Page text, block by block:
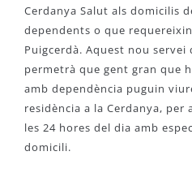
Cerdanya Salut als domicilis
dependents o que
Puigcerdà. Aquest nou servei
permetrà que gent gran que
amb dependència puguin
residència a la Cerdanya, per
les 24 hores del dia amb
domicili.